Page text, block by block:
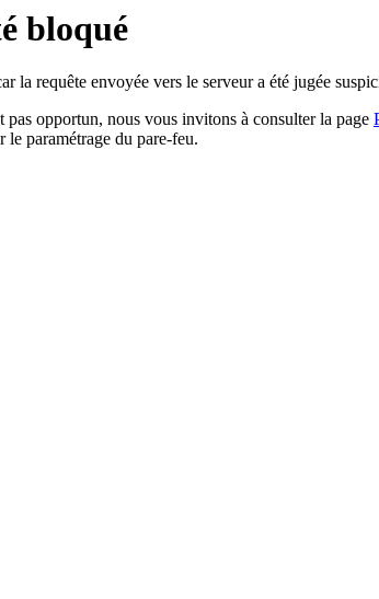
bloqué
la requête envoyée vers le serveur a été jugée
opportun, nous vous invitons à consulter la page
le paramétrage du pare-feu.